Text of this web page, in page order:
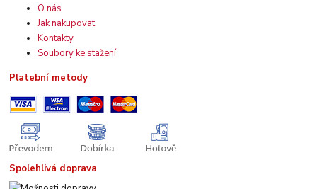
O nás
Jak nakupovat
Kontakty
Soubory ke stažení
Platební metody
Spolehlivá doprava